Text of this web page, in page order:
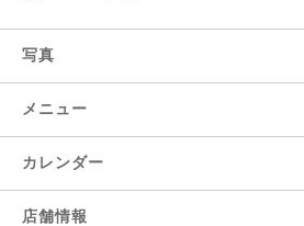
写真
メニュー
カレンダー
店舗情報